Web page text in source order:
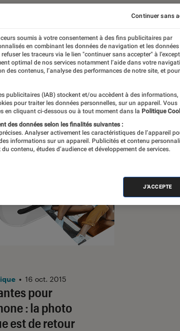
pour
: la photo
est de retour
• 16 oct. 2015
soumis à votre consentement à des fins publicitaires par
en combinant les données de navigation et les données
les traceurs via le lien "continuer sans accepter" à
optimal de nos services notamment l’aide dans votre
des contenus, l’analyse des performances de notre site, et pour
publicitaires (IAB) stockent et/ou accèdent à des informations,
pour traiter les données personnelles, sur un appareil. Vous
en cliquant ci-dessous ou à tout moment dans la Politique
des données selon les finalités suivantes :
Analyser activement les caractéristiques de l’appareil
informations sur un appareil. Publicités et contenu
contenu, études d’audience et développement de services.
J'ACCEPTE
Continuer sans